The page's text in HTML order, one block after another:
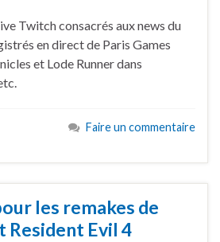
Twitch consacrés aux news du
en direct de Paris Games
et Lode Runner dans
Faire un commentaire
les remakes de
Resident Evil 4